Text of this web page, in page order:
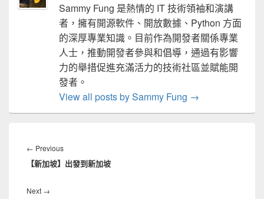
Sammy Fung 是熱情的 IT 技術領袖和演講
者，擁有開源軟件、開放數據、Python 方面
的深厚專業知識。目前作為開發者關係專業
人士，推動開發者參與和倡導，通過有影響
力的舉措促進充滿活力的技術社區並賦能開
發者。
View all posts by Sammy Fung →
章
導
← PreviousPrevious
post:
【新加坡】出發到新加坡
Next →